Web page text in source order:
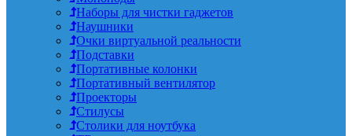
Наборы для чистки гаджетов
Наушники
Очки виртуальной реальности
Подставки
Портативные колонки
Портативный вентилятор
Проекторы
Стилусы
Столики для ноутбука